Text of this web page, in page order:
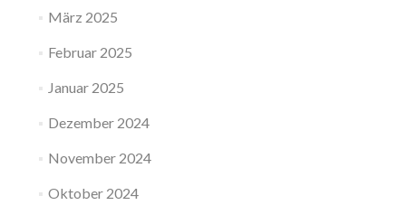
März 2025
Februar 2025
Januar 2025
Dezember 2024
November 2024
Oktober 2024